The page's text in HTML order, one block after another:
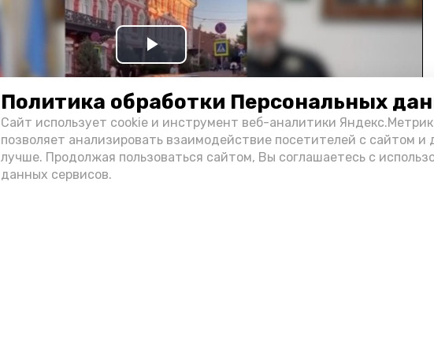
Политика обработки Персональных
Сайт использует cookie и инструмент веб-аналитики
позволяет анализировать взаимодействие посетителей с сайтом и
лучше. Продолжая пользоваться сайтом, Вы соглашаетесь с
данных сервисов.
Play
Video